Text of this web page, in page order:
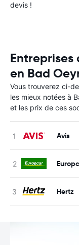
devis !
en Bad
Vous trouverez ci-
les mieux notées à
et les prix de ces
Avis
Hertz